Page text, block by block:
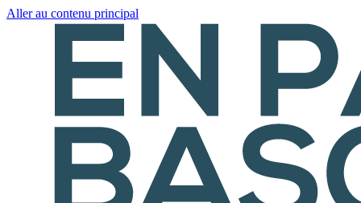
Aller au contenu principal